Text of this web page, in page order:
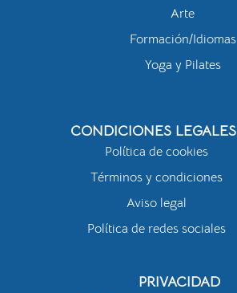
Arte
Formación/Idiomas
Yoga y Pilates
CONDICIONES LEGALES
Política de cookies
Términos y condiciones
Aviso legal
Política de redes sociales
PRIVACIDAD